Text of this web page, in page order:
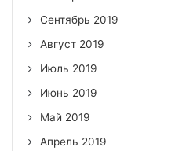
Сентябрь 2019
Август 2019
Июль 2019
Июнь 2019
Май 2019
Апрель 2019